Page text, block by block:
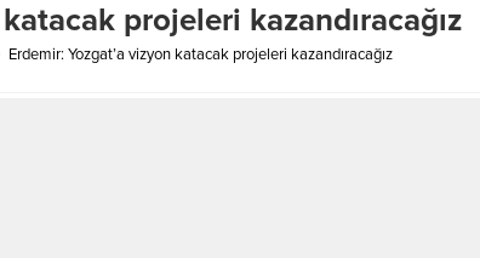
projeleri kazandıracağız
Erdemir: Yozgat’a vizyon katacak projeleri kazandıracağız